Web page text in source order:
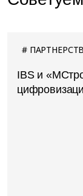
IBS и